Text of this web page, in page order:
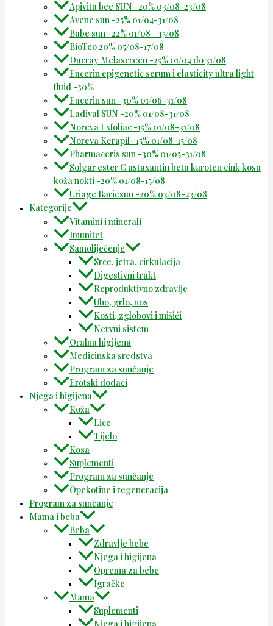
Apivita bee SUN -20% 03/08-23/08
Avene sun -25% 01/04-31/08
Babe sun -22% 01/08 – 15/08
BioTeo 20% 05/08-17/08
Ducray Melascreen -25% 01/04 do 31/08
Eucerin epigenetic serum i elasticity ultra light
fluid -30%
Eucerin sun -30% 01/06-31/08
Ladival SUN -20% 01/08-31/08
Noreva Exfoliac -15% 01/08-31/08
Noreva Kerapil -15% 01/08-15/08
Pharmaceris sun -30% 01/05-31/08
Solgar ester C astaxantin beta karoten cink kosa
koža nokti -20% 01/08-15/08
Uriage Bariesun -20% 03/08-23/08
Kategorije
Vitamini i minerali
Imunitet
Samoliječenje
Srce, jetra, cirkulacija
Digestivni trakt
Reproduktivno zdravlje
Uho, grlo, nos
Kosti, zglobovi i mišići
Nervni sistem
Oralna higijena
Medicinska sredstva
Program za sunčanje
Erotski dodaci
Njega i higijena
Koža
Lice
Tijelo
Kosa
Suplementi
Program za sunčanje
Opekotine i regeneracija
Program za sunčanje
Mama i beba
Beba
Zdravlje bebe
Njega i higijena
Oprema za bebe
Igračke
Mama
Suplementi